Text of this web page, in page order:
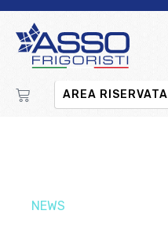
AREA RISERVATA
NEWS